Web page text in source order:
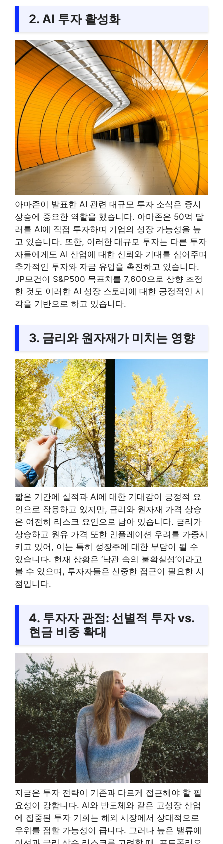
2. AI 투자 활성화
아마존이 발표한 AI 관련 대규모 투자 소식은 증시
상승에 중요한 역할을 했습니다. 아마존은 50억 달
러를 AI에 직접 투자하며 기업의 성장 가능성을 높
고 있습니다. 또한, 이러한 대규모 투자는 다른 투자
자들에게도 AI 산업에 대한 신뢰와 기대를 심어주며
추가적인 투자와 자금 유입을 촉진하고 있습니다.
JP모건이 S&P500 목표치를 7,600으로 상향 조정
한 것도 이러한 AI 성장 스토리에 대한 긍정적인 시
각을 기반으로 하고 있습니다.
3. 금리와 원자재가 미치는 영향
짧은 기간에 실적과 AI에 대한 기대감이 긍정적 요
인으로 작용하고 있지만, 금리와 원자재 가격 상승
은 여전히 리스크 요인으로 남아 있습니다. 금리가
상승하고 원유 가격 또한 인플레이션 우려를 가중시
키고 있어, 이는 특히 성장주에 대한 부담이 될 수
있습니다. 현재 상황은 ‘낙관 속의 불확실성’이라고
볼 수 있으며, 투자자들은 신중한 접근이 필요한 시
점입니다.
4. 투자자 관점: 선별적 투자 vs.
현금 비중 확대
지금은 투자 전략이 기존과 다르게 접근해야 할 필
요성이 강합니다. AI와 반도체와 같은 고성장 산업
에 집중된 투자 기회는 해외 시장에서 상대적으로
우위를 점할 가능성이 큽니다. 그러나 높은 밸류에